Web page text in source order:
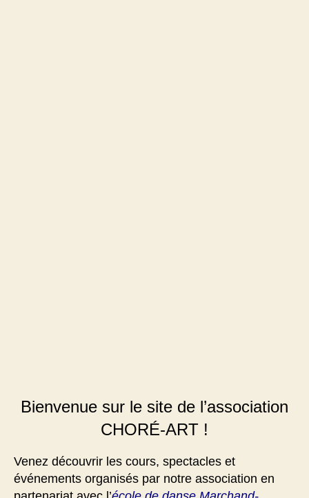
Bienvenue sur le site de l’association
CHORÉ-ART !
Venez découvrir les cours, spectacles et
événements organisés par notre association en